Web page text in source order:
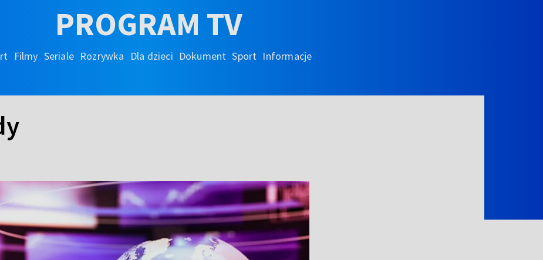
PROGRAM TV
Filmy Seriale Rozrywka Dla dzieci Dokument Sport Informacje